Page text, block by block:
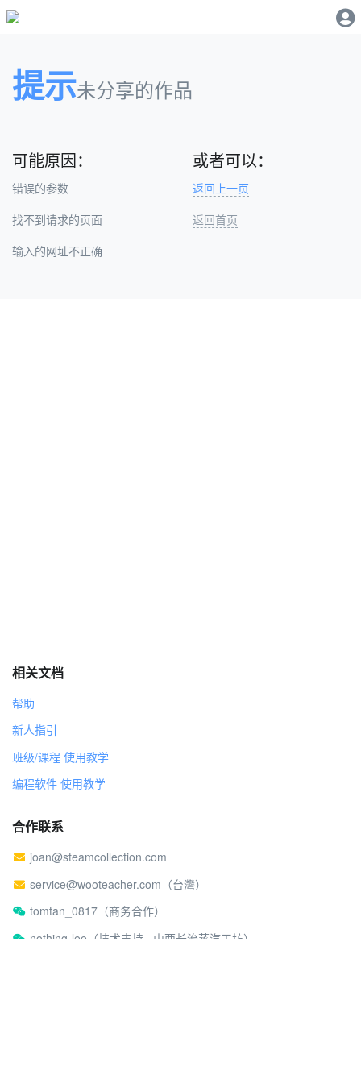
提示未分享的作品
可能原因：
错误的参数
找不到请求的页面
输入的网址不正确
或者可以：
返回上一页
返回首页
相关文档
帮助
新人指引
班级/课程 使用教学
编程软件 使用教学
合作联系
joan@steamcollection.com
service@wooteacher.com（台灣）
tomtan_0817（商务合作）
nothing-lee（技术支持 · 山西长治蒸汽工坊）